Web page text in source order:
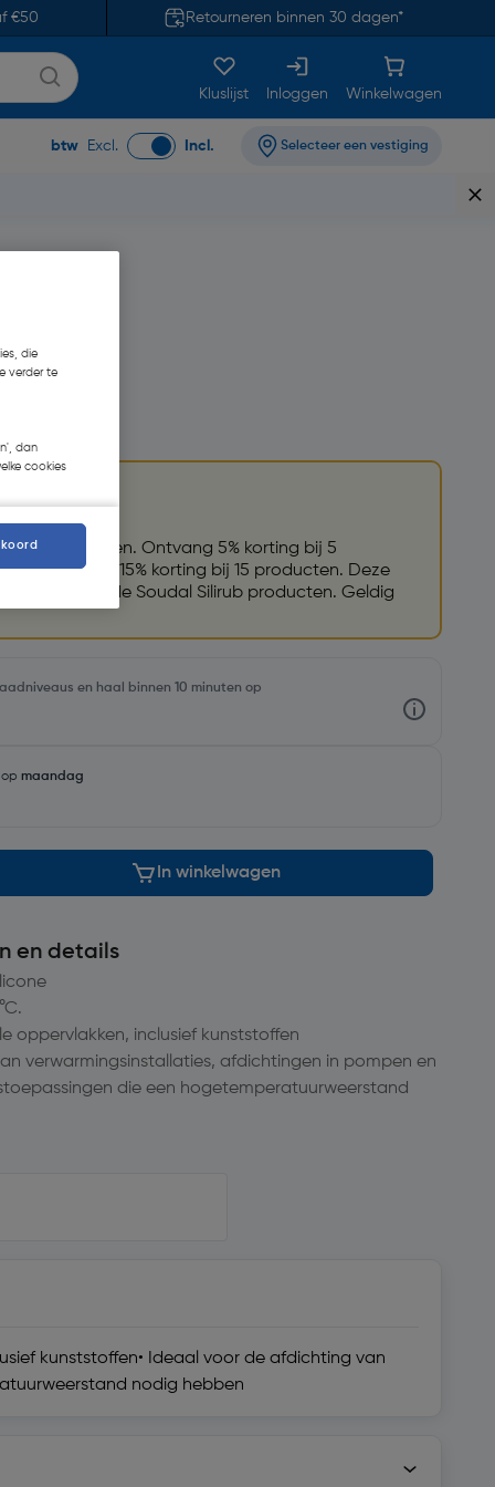
€50 Retourneren binnen 30 dagen*
Kluslijst Inloggen Winkelwagen
btw Excl. Incl. Selecteer een vestiging
producten. Ontvang 5% korting bij 5
en 15% korting bij 15 producten. Deze
geselecteerde Soudal Silirub producten. Geldig
en haal binnen 10 minuten op
maandag
In winkelwagen
en details
oppervlakken, inclusief kunststoffen
verwarmingsinstallaties, afdichtingen in pompen en
die een hogetemperatuurweerstand
kunststoffen• Ideaal voor de afdichting van
nodig hebben
die
verder te
dan
cookies